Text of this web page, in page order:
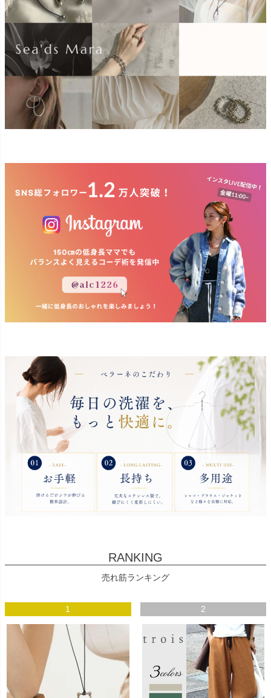
RANKING
売れ筋ランキング
1 2